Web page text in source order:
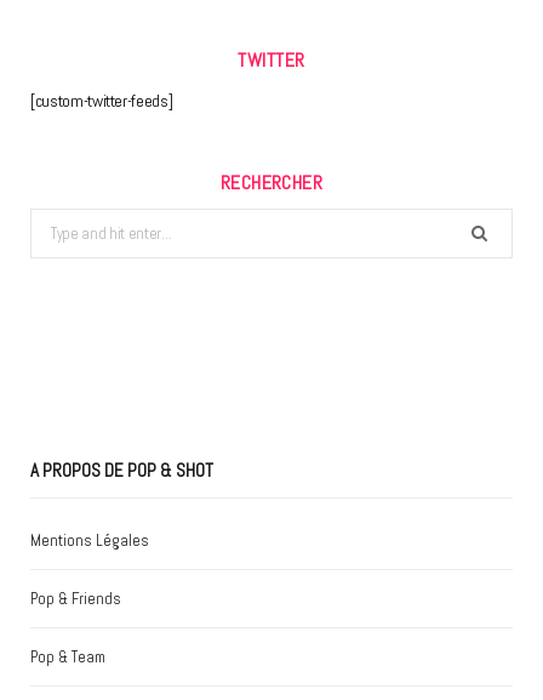
TWITTER
[custom-twitter-feeds]
RECHERCHER
Search
for:
A PROPOS DE POP & SHOT
Mentions Légales
Pop & Friends
Pop & Team